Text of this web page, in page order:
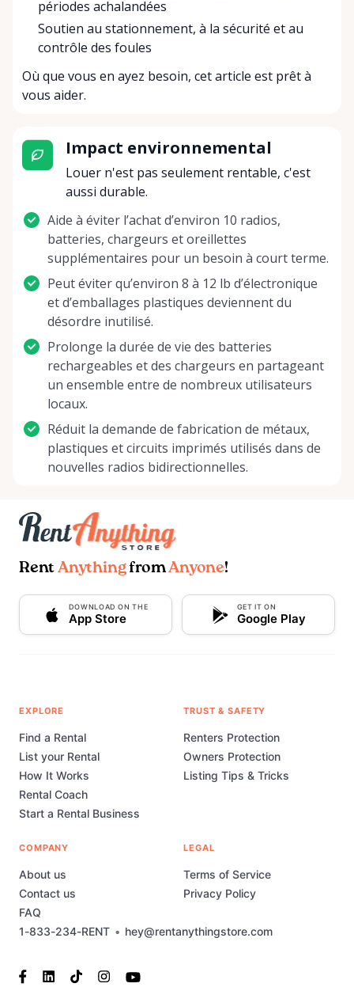
périodes achalandées
Soutien au stationnement, à la sécurité et au
contrôle des foules
Où que vous en ayez besoin, cet article est prêt à
vous aider.
Impact environnemental
Louer n'est pas seulement rentable, c'est
aussi durable.
Aide à éviter l’achat d’environ 10 radios,
batteries, chargeurs et oreillettes
supplémentaires pour un besoin à court terme.
Peut éviter qu’environ 8 à 12 lb d’électronique
et d’emballages plastiques deviennent du
désordre inutilisé.
Prolonge la durée de vie des batteries
rechargeables et des chargeurs en partageant
un ensemble entre de nombreux utilisateurs
locaux.
Réduit la demande de fabrication de métaux,
plastiques et circuits imprimés utilisés dans de
nouvelles radios bidirectionnelles.
Rent AnythingfromAnyone!
DOWNLOAD ON THE
App Store
GET IT ON
Google Play
1-833-234-RENT • hey@rentanythingstore.com
EXPLORE
Find a Rental
List your Rental
How It Works
Rental Coach
Start a Rental Business
TRUST & SAFETY
Renters Protection
Owners Protection
Listing Tips & Tricks
COMPANY
About us
Contact us
FAQ
LEGAL
Terms of Service
Privacy Policy